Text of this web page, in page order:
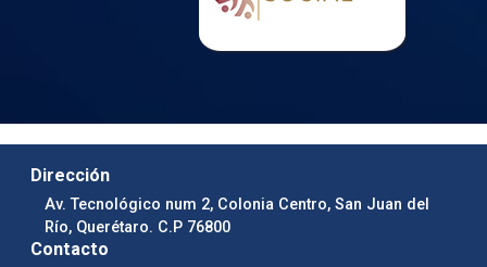
Dirección
Av. Tecnológico num 2, Colonia Centro, San Juan del
Río, Querétaro. C.P 76800
Contacto